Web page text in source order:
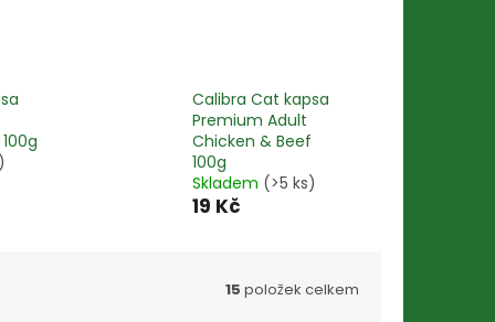
Calibra Cat kapsa
Premium Adult
Chicken & Beef
100g
Skladem (>5 ks)
19 Kč
15 položek celkem